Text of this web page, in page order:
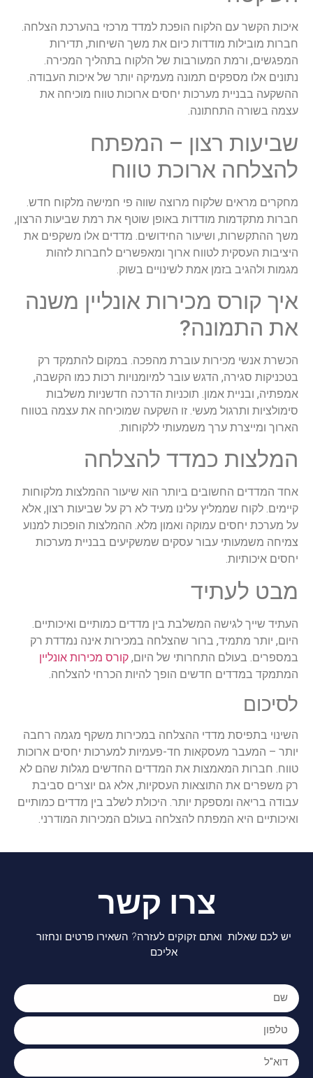
איכות הקשר עם הלקוח הופכת למדד מרכזי בהערכת הצלחה.
חברות מובילות מודדות כיום את משך השיחות, תדירות
המפגשים, ורמת המעורבות של הלקוח בתהליך המכירה.
נתונים אלו מספקים תמונה מעמיקה יותר של איכות העבודה.
ההשקעה בבניית מערכות יחסים ארוכות טווח מוכיחה את
עצמה בשורה התחתונה.
שביעות רצון – המפתח
להצלחה ארוכת טווח
מחקרים מראים שלקוח מרוצה שווה פי חמישה מלקוח חדש.
חברות מתקדמות מודדות באופן שוטף את רמת שביעות הרצון,
משך ההתקשרות, ושיעור החידושים. מדדים אלו משקפים את
היציבות העסקית לטווח ארוך ומאפשרים לחברות לזהות
מגמות ולהגיב בזמן אמת לשינויים בשוק.
איך קורס מכירות אונליין משנה
את התמונה?
הכשרת אנשי מכירות עוברת מהפכה. במקום להתמקד רק
בטכניקות סגירה, הדגש עובר למיומנויות רכות כמו הקשבה,
אמפתיה, ובניית אמון. תוכניות הדרכה חדשניות משלבות
סימולציות ותרגול מעשי. זו השקעה שמוכיחה את עצמה בטווח
הארוך ומייצרת ערך משמעותי ללקוחות.
המלצות כמדד להצלחה
אחד המדדים החשובים ביותר הוא שיעור ההמלצות מלקוחות
קיימים. לקוח שממליץ עלינו מעיד לא רק על שביעות רצון, אלא
על מערכת יחסים עמוקה ואמון מלא. ההמלצות הופכות למנוע
צמיחה משמעותי עבור עסקים שמשקיעים בבניית מערכות
יחסים איכותיות.
מבט לעתיד
העתיד שייך לגישה המשלבת בין מדדים כמותיים ואיכותיים.
היום, יותר מתמיד, ברור שהצלחה במכירות אינה נמדדת רק
במספרים. בעולם התחרותי של היום, קורס מכירות אונליין
המתמקד במדדים חדשים הופך להיות הכרחי להצלחה.
לסיכום
השינוי בתפיסת מדדי ההצלחה במכירות משקף מגמה רחבה
יותר – המעבר מעסקאות חד-פעמיות למערכות יחסים ארוכות
טווח. חברות המאמצות את המדדים החדשים מגלות שהם לא
רק משפרים את התוצאות העסקיות, אלא גם יוצרים סביבת
עבודה בריאה ומספקת יותר. היכולת לשלב בין מדדים כמותיים
ואיכותיים היא המפתח להצלחה בעולם המכירות המודרני.
צרו קשר
יש לכם שאלות ואתם זקוקים לעזרה? השאירו פרטים ונחזור
אליכם